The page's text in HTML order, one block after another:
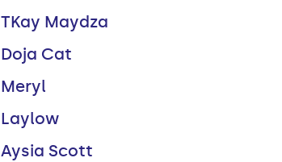
TKay Maydza
Doja Cat
Meryl
Laylow
Aysia Scott